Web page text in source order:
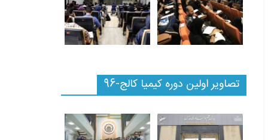
تصاویر اولین دوره کیمیا کالج-96